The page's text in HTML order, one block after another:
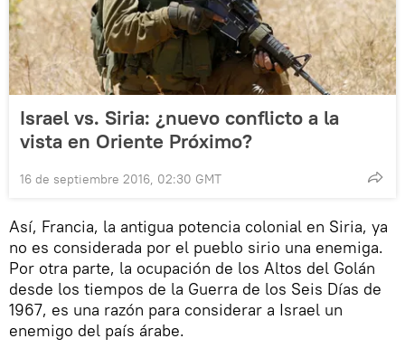
Israel vs. Siria: ¿nuevo conflicto a la
vista en Oriente Próximo?
16 de septiembre 2016, 02:30 GMT
Así, Francia, la antigua potencia colonial en Siria, ya
no es considerada por el pueblo sirio una enemiga.
Por otra parte, la ocupación de los Altos del Golán
desde los tiempos de la Guerra de los Seis Días de
1967, es una razón para considerar a Israel un
enemigo del país árabe.